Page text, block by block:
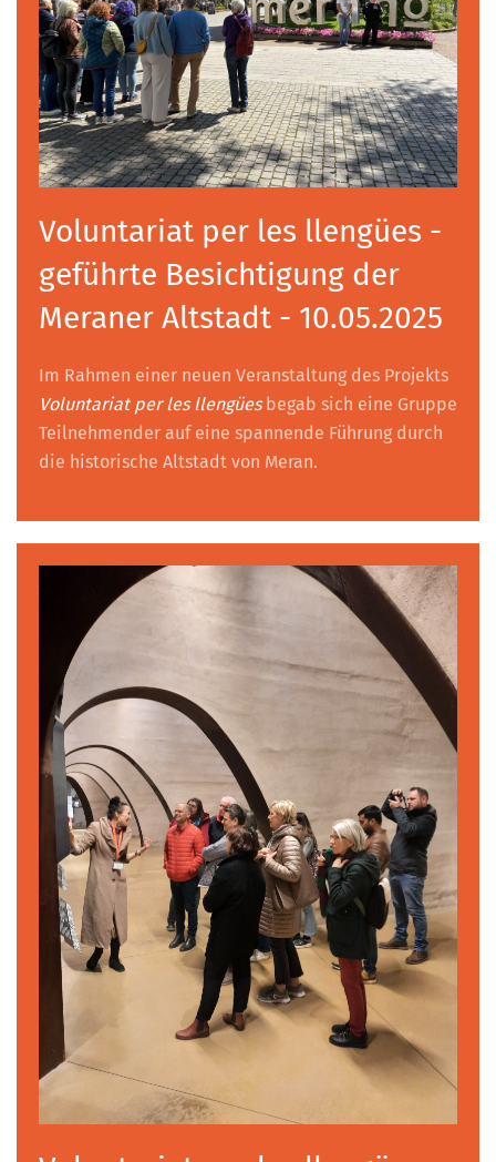
Voluntariat per les llengües -
geführte Besichtigung der
Meraner Altstadt - 10.05.2025
Im Rahmen einer neuen Veranstaltung des Projekts
Voluntariat per les llengüesbegab sich eine Gruppe
Teilnehmender auf eine spannende Führung durch
die historische Altstadt von Meran.